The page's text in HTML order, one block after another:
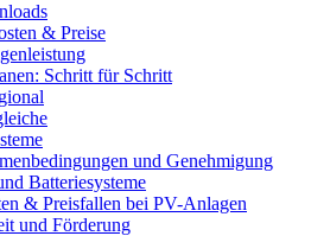
& Preise
Schritt für Schritt
und Genehmigung
Batteriesysteme
& Preisfallen bei PV-Anlagen
und Förderung